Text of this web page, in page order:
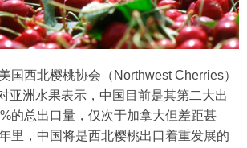
国西北樱桃协会（Northwest Cherries）
亚洲水果表示，中国目前是其第二大出
的总出口量，仅次于加拿大但差距甚
里，中国将是西北樱桃出口着重发展的